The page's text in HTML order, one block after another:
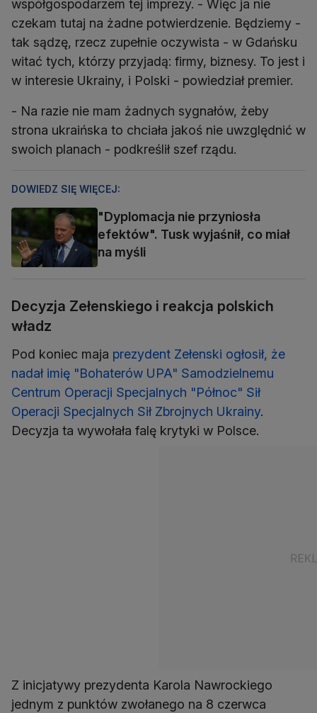
współgospodarzem tej imprezy. - Więc ja nie
czekam tutaj na żadne potwierdzenie. Będziemy -
tak sądzę, rzecz zupełnie oczywista - w Gdańsku
witać tych, którzy przyjadą: firmy, biznesy. To jest i
w interesie Ukrainy, i Polski - powiedział premier.
- Na razie nie mam żadnych sygnałów, żeby
strona ukraińska to chciała jakoś nie uwzględnić w
swoich planach - podkreślił szef rządu.
DOWIEDZ SIĘ WIĘCEJ:
"Dyplomacja nie przyniosła
efektów". Tusk wyjaśnił, co miał
na myśli
Decyzja Zełenskiego i reakcja polskich
władz
Pod koniec maja prezydent Zełenski ogłosił, że
nadał imię "Bohaterów UPA" Samodzielnemu
Centrum Operacji Specjalnych "Północ" Sił
Operacji Specjalnych Sił Zbrojnych Ukrainy.
Decyzja ta wywołała falę krytyki w Polsce.
Z inicjatywy prezydenta Karola Nawrockiego
jednym z punktów zwołanego na 8 czerwca